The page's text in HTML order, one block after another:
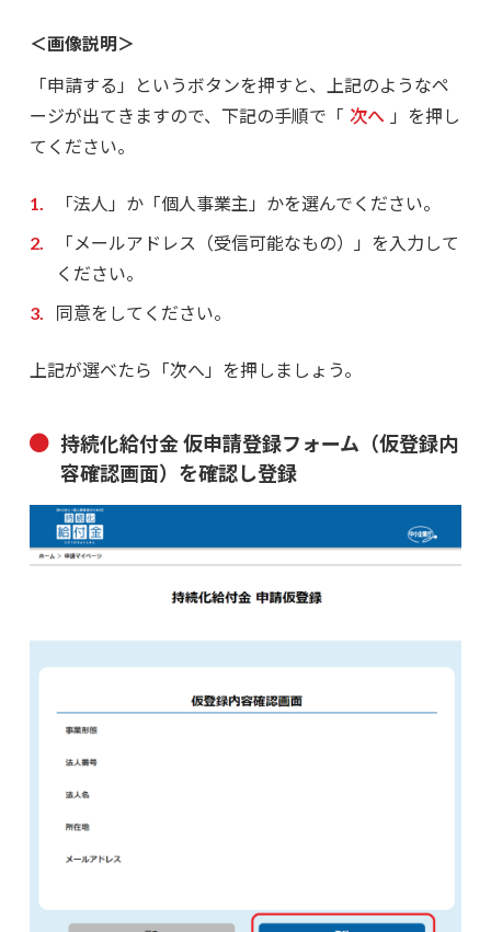
＜画像説明＞
「申請する」というボタンを押すと、上記のようなペ
ージが出てきますので、下記の手順で「 次へ 」を押し
てください。
「法人」か「個人事業主」かを選んでください。
「メールアドレス（受信可能なもの）」を入力して
ください。
同意をしてください。
上記が選べたら「次へ」を押しましょう。
持続化給付金 仮申請登録フォーム（仮登録内
容確認画面）を確認し登録